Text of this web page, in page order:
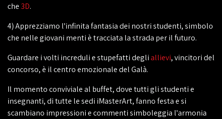
che 3D.
4) Apprezziamo l'infinita fantasia dei nostri studenti, simbolo
che nelle giovani menti è tracciata la strada per il futuro.
Guardare i volti increduli e stupefatti degliallievi, vincitori del
concorso, è il centro emozionale del Galà.
Il momento conviviale al buffet, dove tutti gli studenti e
insegnanti, di tutte le sedi iMasterArt, fanno festa e si
scambiano impressioni e commenti simboleggia l'armonia